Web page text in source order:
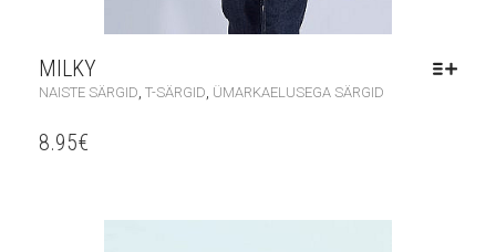
MILKY
NAISTE SÄRGID T-SÄRGID ÜMARKAELUSEGA SÄRGID
8.95€